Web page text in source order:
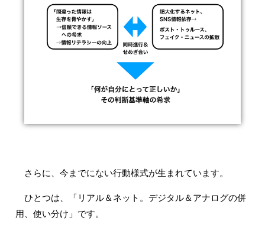
さらに、今までにない行動様式が生まれています。
ひとつは、「リアル＆ネット。デジタル＆アナログの併
用、使い分け」です。